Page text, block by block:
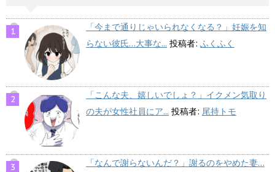
「今まで通りじゃいられなくなる？」妊娠を知
らない彼氏…大事な... 投稿者: ふくふく
「こんな夫、嬉しいでしょ？」イクメン気取り
の夫が女性社員にア... 投稿者: 尾持トモ
「なんで謝らないんだ？」謝るのをやめた妻…